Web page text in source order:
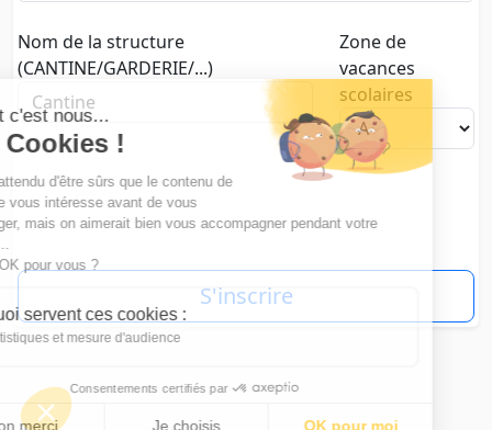
Nom de la structure
(CANTINE/GARDERIE/...)
Zone de
vacances
scolaires
Salut c'est nous...
les Cookies !
On a attendu d'être sûrs que le contenu de
ce site vous intéresse avant de vous
déranger, mais on aimerait bien vous accompagner pendant votre
C'est OK pour vous ?
À quoi servent ces cookies :
Statistiques et mesure d'audience
Consentements certifiés par
Non merci Je choisis OK pour moi